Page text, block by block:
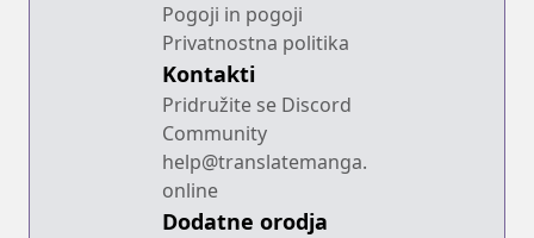
Pogoji in pogoji
Privatnostna politika
Kontakti
Pridružite se Discord
Community
help@translatemanga.
online
Dodatne orodja